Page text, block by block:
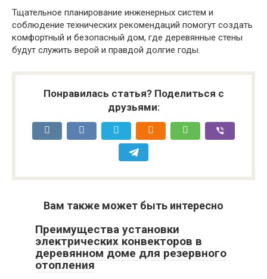
Тщательное планирование инженерных систем и
соблюдение технических рекомендаций помогут создать
комфортный и безопасный дом, где деревянные стены
будут служить верой и правдой долгие годы.
Понравилась статья? Поделиться с
друзьями:
Вам также может быть интересно
Преимущества установки
электрических конвекторов в
деревянном доме для резервного
отопления